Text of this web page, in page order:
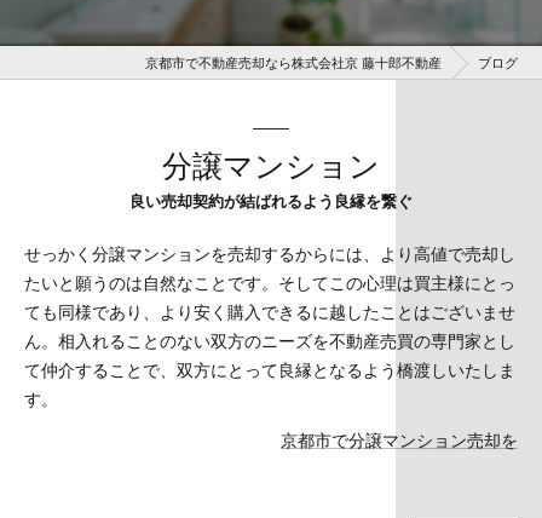
京都市で不動産売却なら株式会社京 藤十郎不動産 ブログ
分譲マンション
良い売却契約が結ばれるよう良縁を繋ぐ
せっかく分譲マンションを売却するからには、より高値で売却し
たいと願うのは自然なことです。そしてこの心理は買主様にとっ
ても同様であり、より安く購入できるに越したことはございませ
ん。相入れることのない双方のニーズを不動産売買の専門家とし
て仲介することで、双方にとって良縁となるよう橋渡しいたしま
す。
京都市で分譲マンション売却を